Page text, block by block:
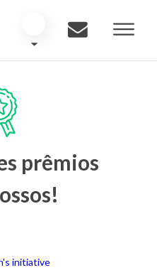
prêmios